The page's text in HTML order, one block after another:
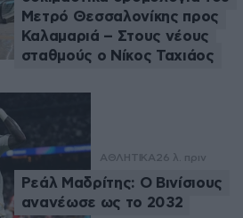
Μετρό Θεσσαλονίκης προς
Καλαμαριά – Στους νέους
σταθμούς ο Νίκος Ταχιάος
ΑΘΛΗΤΙΚΑ26 λ. πριν
Ρεάλ Μαδρίτης: Ο Βινίσιους
ανανέωσε ως το 2032